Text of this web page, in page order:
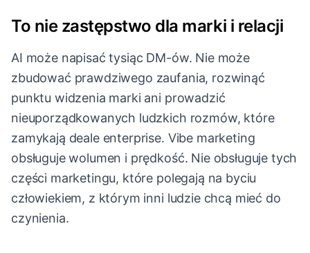
To nie zastępstwo dla marki i relacji
AI może napisać tysiąc DM-ów. Nie może
zbudować prawdziwego zaufania, rozwinąć
punktu widzenia marki ani prowadzić
nieuporządkowanych ludzkich rozmów, które
zamykają deale enterprise. Vibe marketing
obsługuje wolumen i prędkość. Nie obsługuje tych
części marketingu, które polegają na byciu
człowiekiem, z którym inni ludzie chcą mieć do
czynienia.